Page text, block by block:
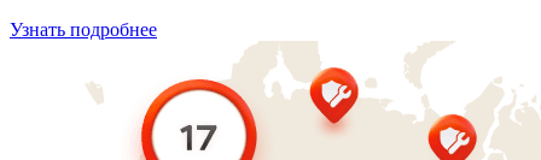
Узнать подробнее